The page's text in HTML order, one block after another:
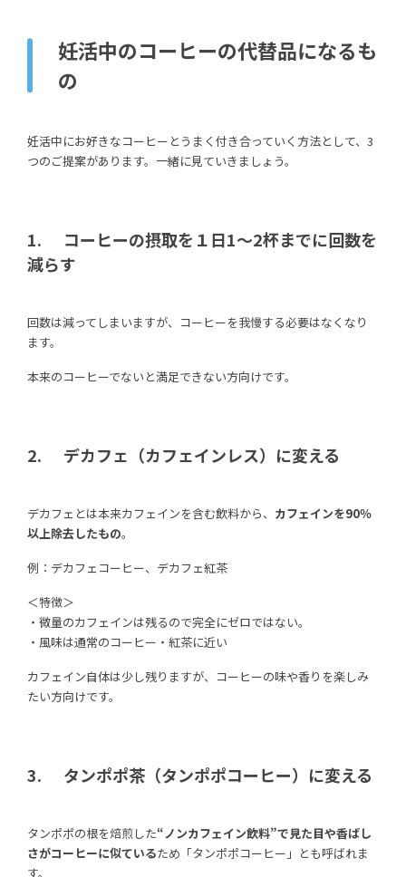
妊活中のコーヒーの代替品になるも
の
妊活中にお好きなコーヒーとうまく付き合っていく方法として、3
つのご提案があります。一緒に見ていきましょう。
1. コーヒーの摂取を１日1～2杯までに回数を
減らす
回数は減ってしまいますが、コーヒーを我慢する必要はなくなり
ます。
本来のコーヒーでないと満足できない方向けです。
2. デカフェ（カフェインレス）に変える
デカフェとは本来カフェインを含む飲料から、 カフェインを90％
以上除去したもの。
例：デカフェコーヒー、デカフェ紅茶
＜特徴＞
・微量のカフェインは残るので完全にゼロではない。
・風味は通常のコーヒー・紅茶に近い
カフェイン自体は少し残りますが、コーヒーの味や香りを楽しみ
たい方向けです。
3. タンポポ茶（タンポポコーヒー）に変える
タンポポの根を焙煎した“ノンカフェイン飲料”で見た目や香ばし
さがコーヒーに似ているため「タンポポコーヒー」とも呼ばれま
す。